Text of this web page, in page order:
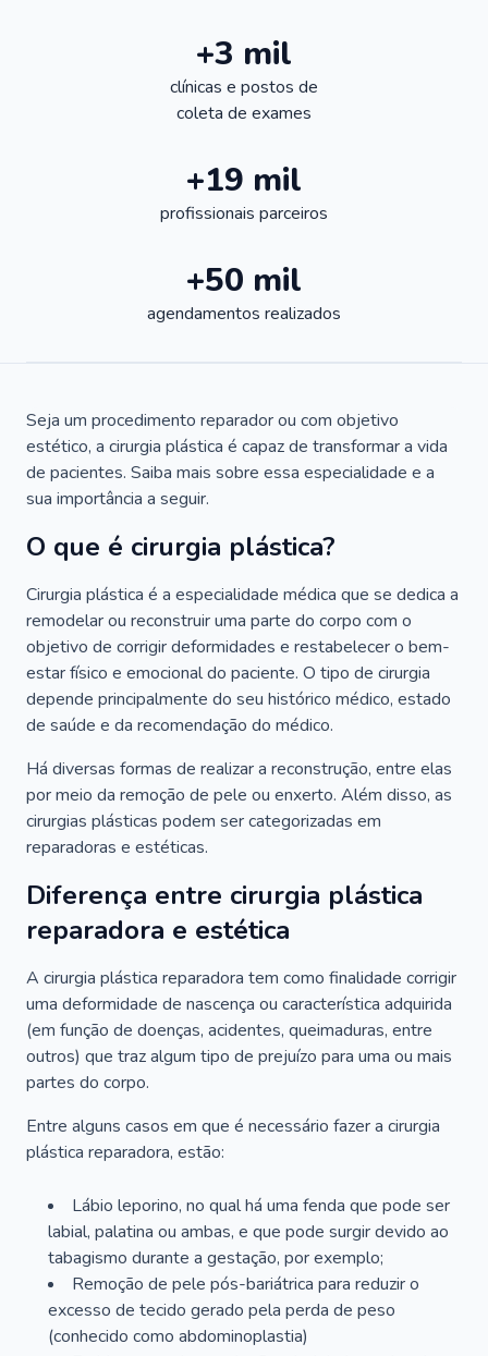
+3 mil
clínicas e postos de
coleta de exames
+19 mil
profissionais parceiros
+50 mil
agendamentos realizados
Seja um procedimento reparador ou com objetivo
estético, a cirurgia plástica é capaz de transformar a vida
de pacientes. Saiba mais sobre essa especialidade e a
sua importância a seguir.
O que é cirurgia plástica?
Cirurgia plástica é a especialidade médica que se dedica a
remodelar ou reconstruir uma parte do corpo com o
objetivo de corrigir deformidades e restabelecer o bem-
estar físico e emocional do paciente. O tipo de cirurgia
depende principalmente do seu histórico médico, estado
de saúde e da recomendação do médico.
Há diversas formas de realizar a reconstrução, entre elas
por meio da remoção de pele ou enxerto. Além disso, as
cirurgias plásticas podem ser categorizadas em
reparadoras e estéticas.
Diferença entre cirurgia plástica
reparadora e estética
A cirurgia plástica reparadora tem como finalidade corrigir
uma deformidade de nascença ou característica adquirida
(em função de doenças, acidentes, queimaduras, entre
outros) que traz algum tipo de prejuízo para uma ou mais
partes do corpo.
Entre alguns casos em que é necessário fazer a cirurgia
plástica reparadora, estão:
Lábio leporino, no qual há uma fenda que pode ser
labial, palatina ou ambas, e que pode surgir devido ao
tabagismo durante a gestação, por exemplo;
Remoção de pele pós-bariátrica para reduzir o
excesso de tecido gerado pela perda de peso
(conhecido como abdominoplastia)